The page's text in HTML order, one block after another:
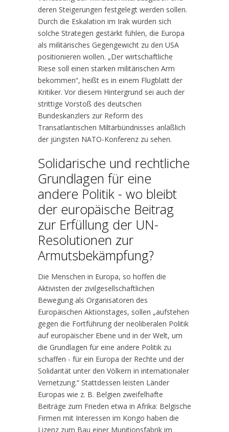
deren Steigerungen festgelegt werden sollen.
Durch die Eskalation im Irak würden sich
solche Strategen gestärkt fühlen, die Europa
als militärisches Gegengewicht zu den USA
positionieren wollen. „Der wirtschaftliche
Riese soll einen starken militärischen Arm
bekommen“, heißt es in einem Flugblatt der
Kritiker. Vor diesem Hintergrund sei auch der
strittige Vorstoß des deutschen
Bundeskanzlers zur Reform des
Transatlantischen Miltärbündnisses anläßlich
der jüngsten NATO-Konferenz zu sehen.
Solidarische und rechtliche
Grundlagen für eine
andere Politik - wo bleibt
der europäische Beitrag
zur Erfüllung der UN-
Resolutionen zur
Armutsbekämpfung?
Die Menschen in Europa, so hoffen die
Aktivisten der zivilgesellschaftlichen
Bewegung als Organisatoren des
Europäischen Aktionstages, sollen „aufstehen
gegen die Fortführung der neoliberalen Politik
auf europäischer Ebene und in der Welt, um
die Grundlagen für eine andere Politik zu
schaffen - für ein Europa der Rechte und der
Solidarität unter den Völkern in internationaler
Vernetzung.“ Stattdessen leisten Länder
Europas wie z. B. Belgien zweifelhafte
Beiträge zum Frieden etwa in Afrika: Belgische
Firmen mit Interessen im Kongo haben die
Lizenz zum Bau einer Munitionsfabrik im